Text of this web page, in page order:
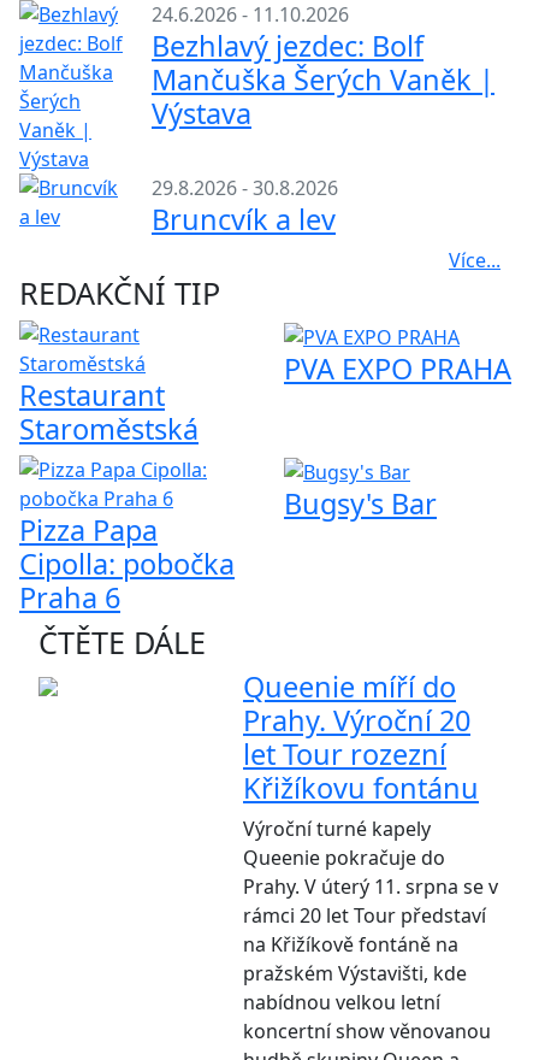
24.6.2026 - 11.10.2026
Bezhlavý jezdec: Bolf
Mančuška Šerých Vaněk |
Výstava
29.8.2026 - 30.8.2026
Bruncvík a lev
Více...
REDAKČNÍ TIP
Restaurant
Staroměstská
PVA EXPO PRAHA
Pizza Papa
Cipolla: pobočka
Praha 6
Bugsy's Bar
ČTĚTE DÁLE
Queenie míří do
Prahy. Výroční 20
let Tour rozezní
Křižíkovu fontánu
Výroční turné kapely
Queenie pokračuje do
Prahy. V úterý 11. srpna se v
rámci 20 let Tour představí
na Křižíkově fontáně na
pražském Výstavišti, kde
nabídnou velkou letní
koncertní show věnovanou